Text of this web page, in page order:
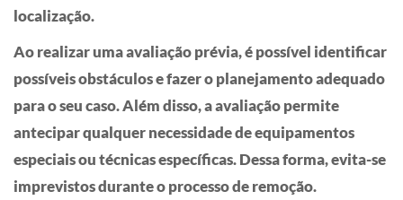
localização.
Ao realizar uma avaliação prévia, é possível identificar
possíveis obstáculos e fazer o planejamento adequado
para o seu caso. Além disso, a avaliação permite
antecipar qualquer necessidade de equipamentos
especiais ou técnicas específicas. Dessa forma, evita-se
imprevistos durante o processo de remoção.